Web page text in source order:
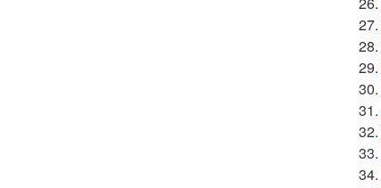
27.
28.
29.
30.
31.
32.
33.
34.